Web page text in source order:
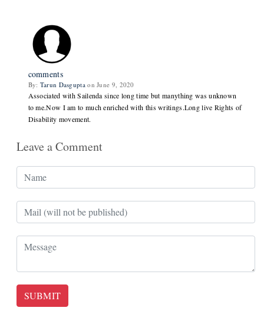
comments
By: Tarun Dasguptaon June 9, 2020
Associated with Sailenda since long time but manything was unknown
to me.Now I am to much enriched with this writings.Long live Rights of
Disability movement.
Leave a Comment
SUBMIT